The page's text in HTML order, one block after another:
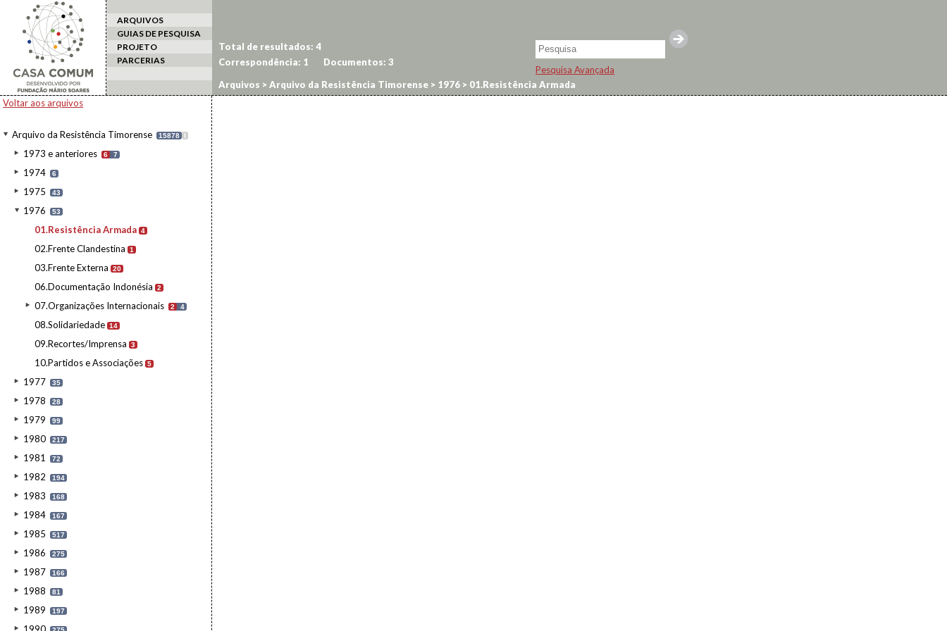
ARQUIVOS
GUIAS DE PESQUISA
PROJETO
PARCERIAS
Pesquisa Avançada
Voltar aos arquivos
Arquivo da Resistência Timorense 15878 I
1973 e anteriores 6 7
1974 6
1975 43
1976 53
01.Resistência Armada 4
02.Frente Clandestina 1
03.Frente Externa 20
06.Documentação Indonésia 2
07.Organizações Internacionais 2 4
08.Solidariedade 14
09.Recortes/Imprensa 3
10.Partidos e Associações 5
1977 35
1978 28
1979 99
1980 217
1981 72
1982 194
1983 168
1984 167
1985 517
1986 275
1987 166
1988 81
1989 197
Total de resultados: 4
Correspondência: 1 Documentos: 3
Arquivos >Arquivo da Resistência Timorense > 1976 > 01.Resistência Armada